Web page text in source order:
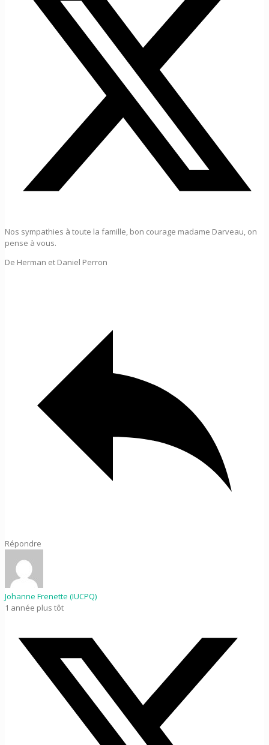
Nos sympathies à toute la famille, bon courage madame Darveau, on
pense à vous.
De Herman et Daniel Perron
Répondre
Johanne Frenette (IUCPQ)
1 année plus tôt